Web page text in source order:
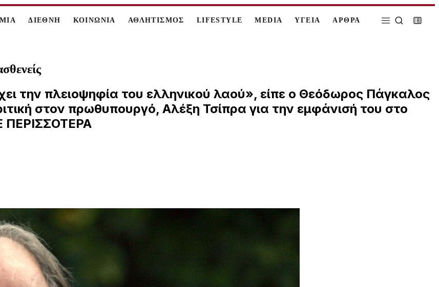
ΔΙΕΘΝΗ ΚΟΙΝΩΝΙΑ ΑΘΛΗΤΙΣΜΟΣ LIFESTYLE MEDIA ΥΓΕΙΑ ΑΡΘΡΑ
την πλειοψηφία του ελληνικού λαού», είπε ο Θεόδωρος Πάγκαλος
στον πρωθυπουργό, Αλέξη Τσίπρα για την εμφάνισή του στο
ΠΕΡΙΣΣΟΤΕΡΑ